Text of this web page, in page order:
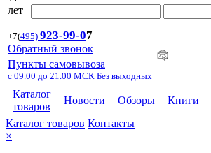
+7(495) 923-99-07
Обратный звонок
Пункты самовывоза
с 09.00 до 21.00 МСК Без выходных
Каталог
товаров
Новости Обзоры Книги
Каталог товаров Контакты
×